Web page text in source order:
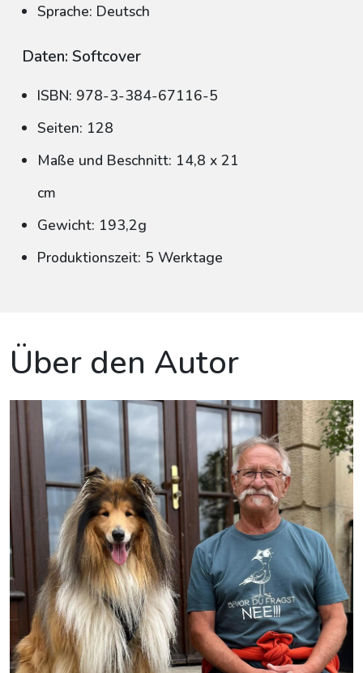
Sprache: Deutsch
Daten: Softcover
ISBN: 978-3-384-67116-5
Seiten: 128
Maße und Beschnitt: 14,8 x 21
cm
Gewicht: 193,2g
Produktionszeit: 5 Werktage
Über den Autor